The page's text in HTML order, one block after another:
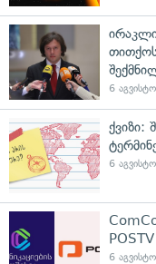
ირაკლი
6
ქვიზი:
6
6